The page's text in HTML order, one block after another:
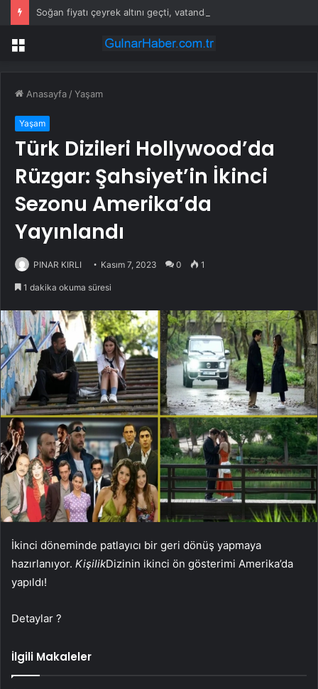
Soğan fiyatı çeyrek altını geçti, vatandaş isyan etti
Menü
Anasayfa /Yaşam
Yaşam
Türk Dizileri Hollywood’da
Rüzgar: Şahsiyet’in İkinci
Sezonu Amerika’da
Yayınlandı
PINAR KIRLI Kasım 7, 2023 0 1
1 dakika okuma süresi
İkinci döneminde patlayıcı bir geri dönüş yapmaya
hazırlanıyor. KişilikDizinin ikinci ön gösterimi Amerika’da
yapıldı!
Detaylar ?
İlgili Makaleler